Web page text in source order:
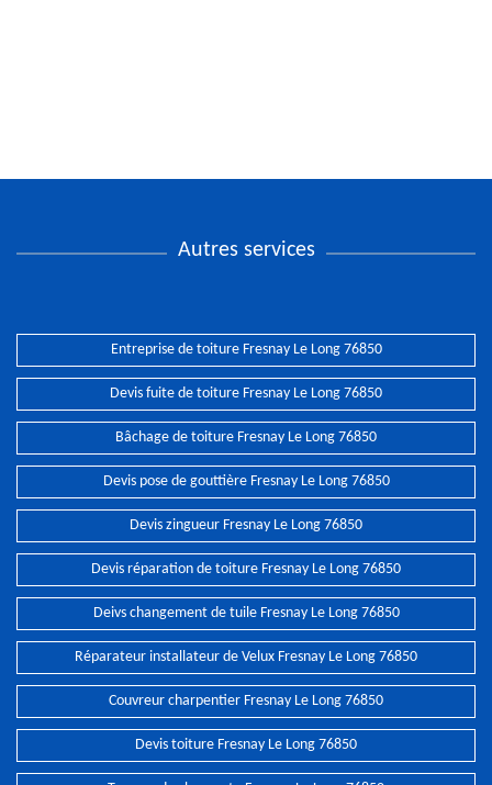
Autres services
Entreprise de toiture Fresnay Le Long 76850
Devis fuite de toiture Fresnay Le Long 76850
Bâchage de toiture Fresnay Le Long 76850
Devis pose de gouttière Fresnay Le Long 76850
Devis zingueur Fresnay Le Long 76850
Devis réparation de toiture Fresnay Le Long 76850
Deivs changement de tuile Fresnay Le Long 76850
Réparateur installateur de Velux Fresnay Le Long 76850
Couvreur charpentier Fresnay Le Long 76850
Devis toiture Fresnay Le Long 76850